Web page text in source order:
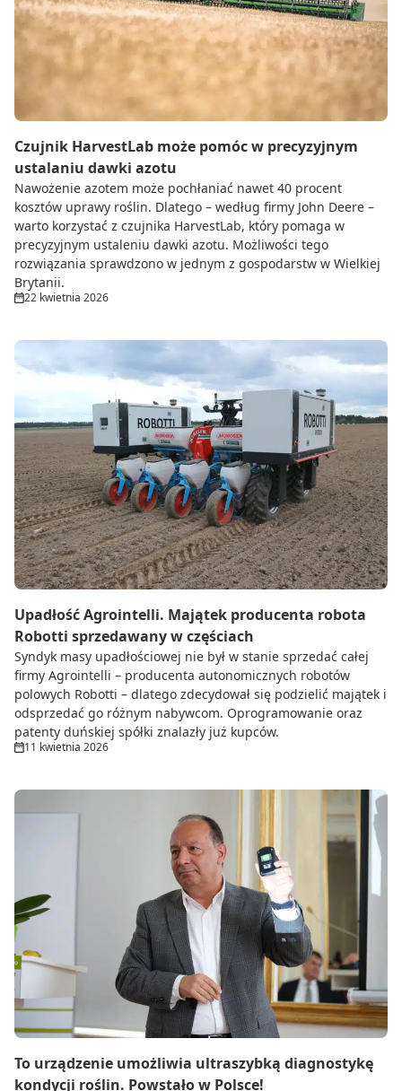
Czujnik HarvestLab może pomóc w precyzyjnym
ustalaniu dawki azotu
Nawożenie azotem może pochłaniać nawet 40 procent
kosztów uprawy roślin. Dlatego – według firmy John Deere –
warto korzystać z czujnika HarvestLab, który pomaga w
precyzyjnym ustaleniu dawki azotu. Możliwości tego
rozwiązania sprawdzono w jednym z gospodarstw w Wielkiej
Brytanii.
22 kwietnia 2026
Upadłość Agrointelli. Majątek producenta robota
Robotti sprzedawany w częściach
Syndyk masy upadłościowej nie był w stanie sprzedać całej
firmy Agrointelli – producenta autonomicznych robotów
polowych Robotti – dlatego zdecydował się podzielić majątek i
odsprzedać go różnym nabywcom. Oprogramowanie oraz
patenty duńskiej spółki znalazły już kupców.
11 kwietnia 2026
To urządzenie umożliwia ultraszybką diagnostykę
kondycji roślin. Powstało w Polsce!